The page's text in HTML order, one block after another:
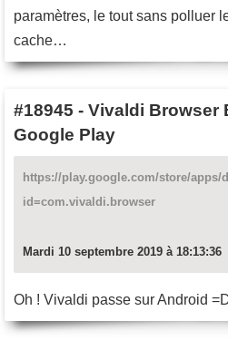
paramètres, le tout sans polluer
cache…
#18945 - Vivaldi Browser
Google Play
https://play.google.com/store/apps/
id=com.vivaldi.browser
Mardi 10 septembre 2019 à 18:13:36
Oh ! Vivaldi passe sur Android